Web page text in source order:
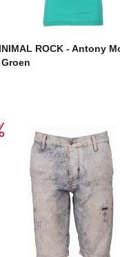
ROCK - Antony